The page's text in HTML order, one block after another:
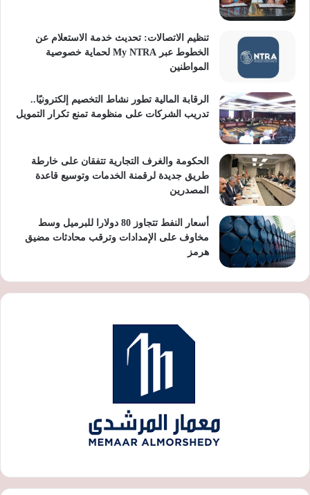
تنظيم الاتصالات: تحديث خدمة الاستعلام عن
الخطوط عبر My NTRA لحماية خصوصية
المواطنين
الرقابة المالية تطور نشاط التخصيم إلكترونيًا..
تدريب الشركات على منظومة تمنع تكرار التمويل
الحكومة والغرف التجارية تتفقان على خارطة
طريق جديدة لرقمنة الخدمات وتوسيع قاعدة
المصدرين
أسعار النفط تتجاوز 80 دولارا للبرميل وسط
مخاوف على الإمدادات وترقب محادثات مضيق
هرمز